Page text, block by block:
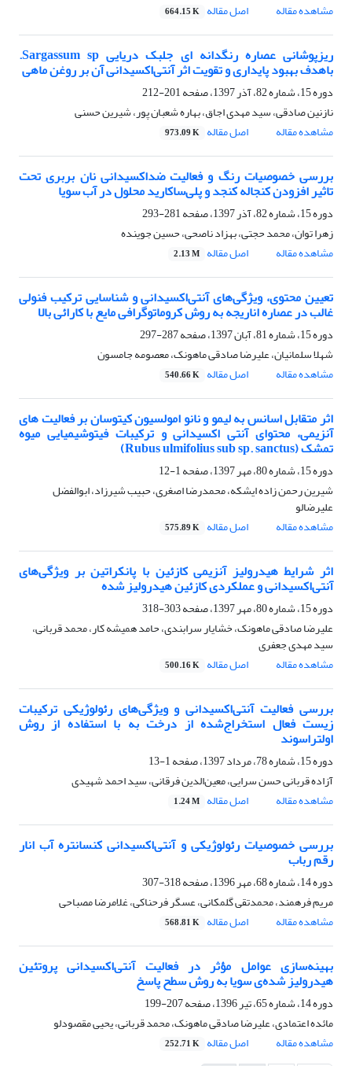
مشاهده مقاله
اصل مقاله 664.15 K
ریزپوشانی عصاره رنگدانه ای جلبک دریایی Sargassum sp.
باهدف بهبود پایداری و تقویت اثر آنتی‌اکسیدانی آن بر روغن ماهی
دوره 15، شماره 82، آذر 1397، صفحه
201-212
نازنین صادقی، سید مهدی اجاق، بهاره شعبان پور، شیرین حسنی
مشاهده مقاله
اصل مقاله 973.09 K
بررسی خصوصیات رنگ و فعالیت ضداکسیدانی نان بربری تحت
تاثیر افزودن کنجاله کنجد و پلی‌ساکارید محلول در آب سویا
دوره 15، شماره 82، آذر 1397، صفحه
281-293
زهرا توان، محمد حجتی، بهزاد ناصحی، حسین جوینده
مشاهده مقاله
اصل مقاله 2.13 M
تعیین محتوی، ویژگی‌های آنتی‌اکسیدانی و شناسایی ترکیب فنولی
غالب در عصاره اناریجه به روش کروماتوگرافی مایع با کارائی بالا
دوره 15، شماره 81، آبان 1397، صفحه
287-297
شهلا سلمانیان، علیرضا صادقی ماهونک، معصومه جامسون
مشاهده مقاله
اصل مقاله 540.66 K
اثر متقابل اسانس به لیمو و نانو امولسیون کیتوسان بر فعالیت های
آنزیمی، محتوای آنتی اکسیدانی و ترکیبات فیتوشیمیایی میوه
تمشک (Rubus ulmifolius sub sp. sanctus)
دوره 15، شماره 80، مهر 1397، صفحه
1-12
شیرین رحمن زاده ایشکه، محمدرضا اصغری، حبیب شیرزاد، ابوالفضل
علیرضالو
مشاهده مقاله
اصل مقاله 575.89 K
اثر شرایط هیدرولیز آنزیمی کازئین با پانکراتین بر ویژگی‌های
آنتی‌اکسیدانی و عملکردی کازئین هیدرولیز شده
دوره 15، شماره 80، مهر 1397، صفحه
303-318
علیرضا صادقی ماهونک، خشایار سرابندی، حامد همیشه کار، محمد قربانی،
سید مهدی جعفری
مشاهده مقاله
اصل مقاله 500.16 K
بررسی فعالیت آنتی‌اکسیدانی و ویژگی‌های رئولوژیکی ترکیبات
زیست فعال استخراج‌شده از درخت به با استفاده از روش
اولتراسوند
دوره 15، شماره 78، مرداد 1397، صفحه
1-13
آزاده قربانی حسن سرایی، معین‌الدین فرقانی، سید احمد شهیدی
مشاهده مقاله
اصل مقاله 1.24 M
بررسی خصوصیات رئولوژیکی و آنتی‌اکسیدانی کنسانتره آب انار
رقم رباب
دوره 14، شماره 68، مهر 1396، صفحه
318-307
مریم فرهمند، محمدتقی گلمکانی، عسگر فرحناکی، غلامرضا مصباحی
مشاهده مقاله
اصل مقاله 568.81 K
بهینه‌سازی عوامل مؤثر در فعالیت آنتی‌اکسیدانی پروتئین
هیدرولیز شده‌ی سویا به روش سطح پاسخ
دوره 14، شماره 65، تیر 1396، صفحه
207-199
مائده اعتمادی، علیرضا صادقی ماهونک، محمد قربانی، یحیی مقصودلو
مشاهده مقاله
اصل مقاله 252.71 K